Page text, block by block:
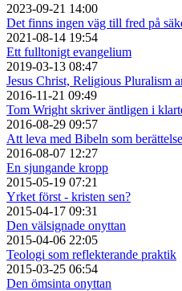
2023-09-21 14:00
Det finns ingen väg till fred på
2021-08-14 19:54
Ett fulltonigt evangelium
2019-03-13 08:47
Jesus Christ, Religious Pluralism
2016-11-21 09:49
Tom Wright skriver äntligen i
2016-08-29 09:57
Att leva med Bibeln som berättelse
2016-08-07 12:27
En sjungande kropp
2015-05-19 07:21
Yrket först - kristen sen?
2015-04-17 09:31
Den välsignade onyttan
2015-04-06 22:05
Teologi som reflekterande praktik
2015-03-25 06:54
Den ömsinta onyttan